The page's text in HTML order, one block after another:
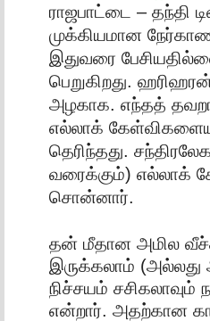
ராஜபாட்டை – தந்தி
முக்கியமான
இதுவரை
பெறுகிறது.
அழகாக. எந்தத்
எல்லாக்
தெரிந்தது.
வரைக்கும்) எல்லாக்
சொன்னார்.
தன் மீதான அமில
இருக்கலாம் (அல்லது
நிச்சயம் சசிகலாவும்
என்றார். அதற்கான